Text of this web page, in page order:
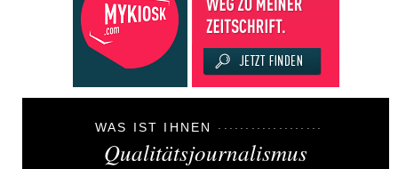
WAS IST IHNEN
Qualitätsjournalismus